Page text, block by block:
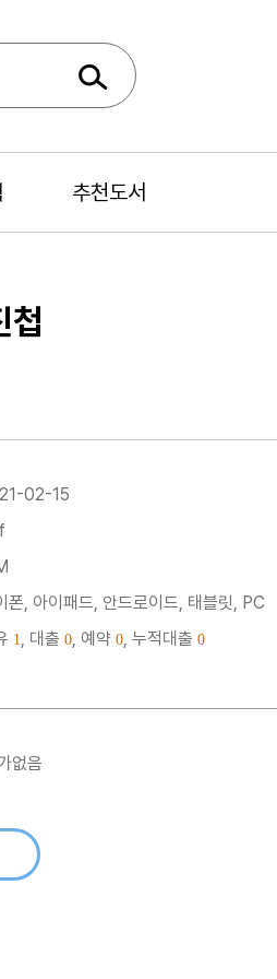
추천도서
첩
02-15
폰, 아이패드, 안드로이드, 태블릿, PC
1, 대출 0, 예약 0, 누적대출 0
없음